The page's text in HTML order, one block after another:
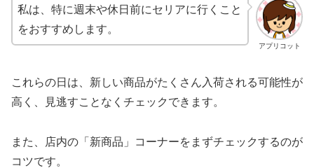
アプリコット
私は、特に週末や休日前にセリアに行くこと
をおすすめします。
これらの日は、新しい商品がたくさん入荷される可能性が
高く、見逃すことなくチェックできます。
また、店内の「新商品」コーナーをまずチェックするのが
コツです。